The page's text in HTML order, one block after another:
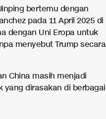
bertemu dengan
pada 11 April 2025 di
dengan Uni Eropa untuk
menyebut Trump secara
China masih menjadi
yang dirasakan di berbagai